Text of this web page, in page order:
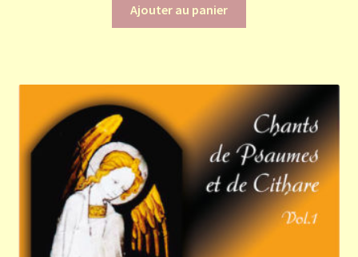
Ajouter au panier